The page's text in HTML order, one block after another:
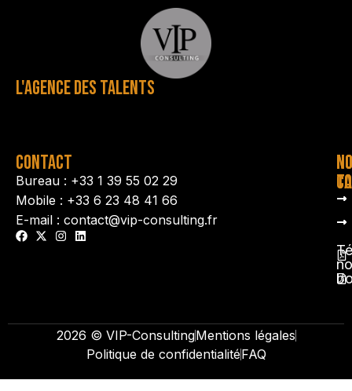
L'AGENCE DES TALENTS
CONTACT
Bureau : +33 1 39 55 02 29
Mobile : +33 6 23 48 41 66
E-mail : contact@vip-consulting.fr
2026 © VIP-ConsultingMentions légales
Politique de confidentialitéFAQ